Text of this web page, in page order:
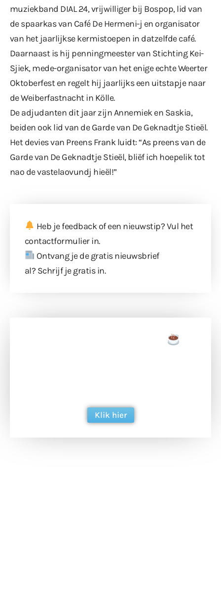
muziekband DIAL 24, vrijwilliger bij Bospop, lid van
de spaarkas van Café De Hermeni-j en organisator
van het jaarlijkse kermistoepen in datzelfde café.
Daarnaast is hij penningmeester van Stichting Kei-
Sjiek, mede-organisator van het enige echte Weerter
Oktoberfest en regelt hij jaarlijks een uitstapje naar
de Weiberfastnacht in Kölle.
De adjudanten dit jaar zijn Annemiek en Saskia,
beiden ook lid van de Garde van De Geknadtje Stieël.
Het devies van Preens Frank luidt: “As preens van de
Garde van De Geknadtje Stieël, bliëf ich hoepelik tot
nao de vastelaovundj hieël!”
Heb je feedback of een nieuwstip? Vul het
contactformulierin.
Ontvang je de gratis nieuwsbrief
al? Schrijf je gratis in.
Klik hier